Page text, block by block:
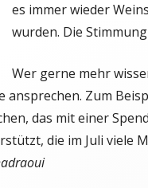
es immer wieder
wurden. Die
Wer gerne mehr
ansprechen. Zum
das mit einer
die im Juli viele